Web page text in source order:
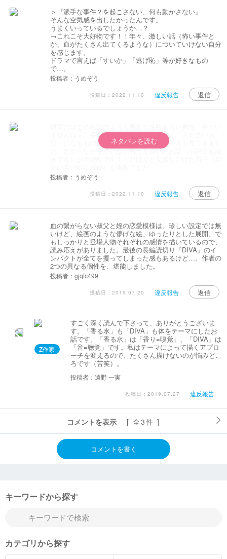
＞『派手な事件？を起こさない、何も動かさない』
そんな空気感を出したかったんです。
うまくいっているでしょうか…？
→これこそ大好物です！！年々、激しい話（怖い事件と
か、血がたくさん出てくるような）についていけない自分
を感じます。
ドラマで言えば「すいか」「逃げ恥」等が好きなもの
で…。
投稿者：うめぞう
投稿日：2022.11.10 違反報告 返信
ませんねぇ。書いてあるように男前ですと「入れ食い状
態」になるものだから、たらしこむ人を何人も見てきまし
た。だからなかなかいない男性を描いたお話（小説でも漫
ネタバレを読む
投稿者：うめぞう
投稿日：2022.11.10 違反報告 返信
血の繋がらない叔父と姪の恋愛模様は、珍しい設定では無
いけど、絵画のような儚げな絵、ゆったりとした展開、で
もしっかりと登場人物それぞれの感情を描いているので、
読み応えがありました。最後の長編読切り『DIVA』のイ
ンパクトが全てを攫ってしまった感もあるけど…。作者の
2つの異なる個性を、堪能しました。
投稿者：gjqfc499
投稿日：2019.07.20 違反報告 返信
Z作家
すごく深く読んで下さって、ありがとうございま
す。「香る水」も「DIVA」も体をテーマにしたお
話です。「香る水」は「香り=嗅覚」、「DIVA」は
「音=聴覚」です。私はテーマによって描くアプロ
ーチを変えるので、たくさん描けないのが悩みどこ
ろです（苦笑）。
投稿者：遠野 一実
投稿日：2019.07.27 違反報告
コメントを表示 [ 全3件 ]
コメントを書く
キーワードから探す
カテゴリから探す